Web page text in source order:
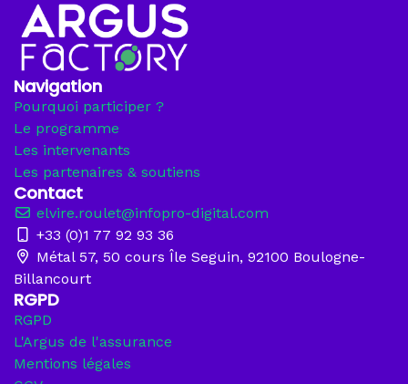
Navigation
Pourquoi participer ?
Le programme
Les intervenants
Les partenaires & soutiens
Contact
elvire.roulet@infopro-digital.com
+33 (0)1 77 92 93 36
Métal 57, 50 cours Île Seguin, 92100 Boulogne-
Billancourt
RGPD
RGPD
L'Argus de l'assurance
Mentions légales